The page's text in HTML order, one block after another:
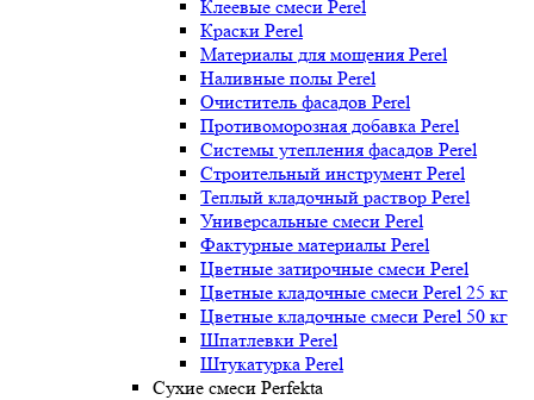
Клеевые смеси Perel
Краски Perel
Материалы для мощения Perel
Наливные полы Perel
Очиститель фасадов Perel
Противоморозная добавка Perel
Системы утепления фасадов Perel
Строительный инструмент Perel
Теплый кладочный раствор Perel
Универсальные смеси Perel
Фактурные материалы Perel
Цветные затирочные смеси Perel
Цветные кладочные смеси Perel 25 кг
Цветные кладочные смеси Perel 50 кг
Шпатлевки Perel
Штукатурка Perel
Сухие смеси Perfekta